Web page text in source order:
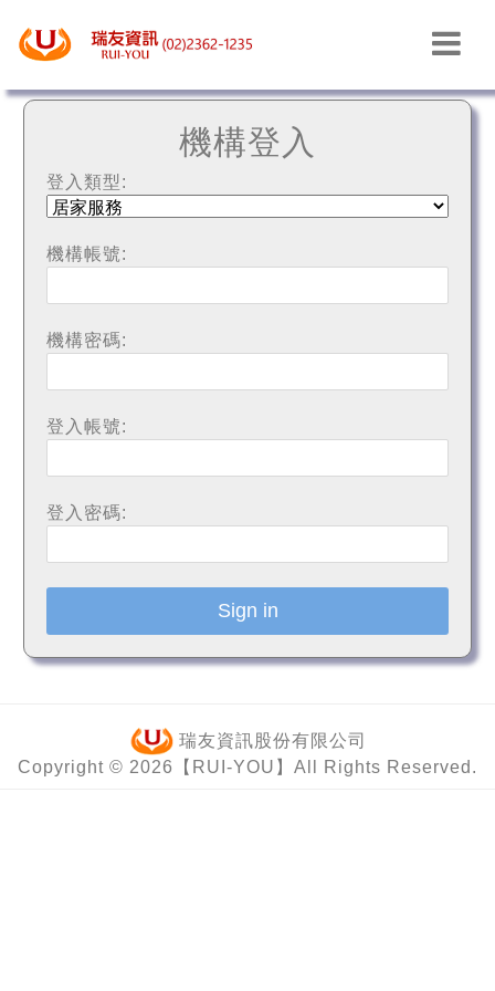
機構登入
機構登入
登入類型:
機構帳號:
機構密碼:
登入帳號:
登入密碼:
瑞友資訊股份有限公司
Copyright © 2026【RUI-YOU】All Rights Reserved.